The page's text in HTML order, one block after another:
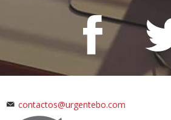
contactos@urgentebo.com